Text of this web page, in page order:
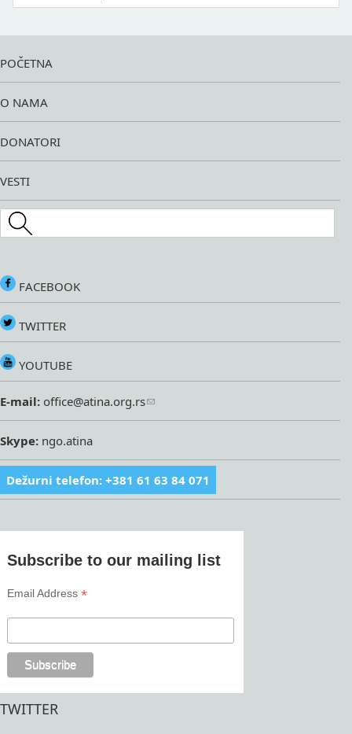
POČETNA
O NAMA
DONATORI
VESTI
Search this site
FACEBOOK
TWITTER
YOUTUBE
E-mail: office@atina.org.rs
Skype: ngo.atina
Dežurni telefon: +381 61 63 84 071
Subscribe to our mailing list
Email Address*
TWITTER